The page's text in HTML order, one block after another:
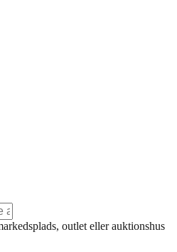
outlet eller auktionshus